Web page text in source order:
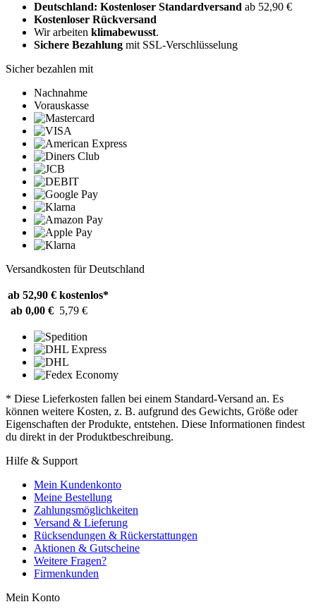
Deutschland: Kostenloser Standardversand ab 52,90 €
Kostenloser Rückversand
Wir arbeiten klimabewusst.
Sichere Bezahlung mit SSL-Verschlüsselung
Sicher bezahlen mit
Nachnahme
Vorauskasse
Versandkosten für Deutschland
ab 52,90 € kostenlos*
ab 0,00 € 5,79 €
* Diese Lieferkosten fallen bei einem Standard-Versand an. Es
können weitere Kosten, z. B. aufgrund des Gewichts, Größe oder
Eigenschaften der Produkte, entstehen. Diese Informationen findest
du direkt in der Produktbeschreibung.
Hilfe & Support
Mein Kundenkonto
Meine Bestellung
Zahlungsmöglichkeiten
Versand & Lieferung
Rücksendungen & Rückerstattungen
Aktionen & Gutscheine
Weitere Fragen?
Firmenkunden
Mein Konto